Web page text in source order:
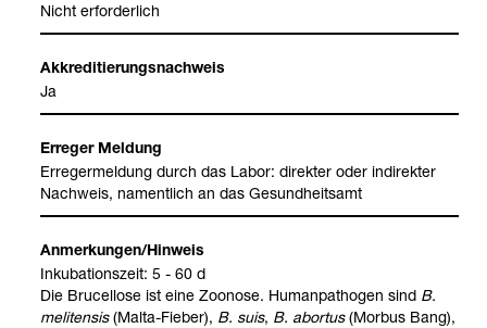
Nicht erfor­der­lich
Akkre­di­tie­rungs­nach­weis
Ja
Erre­ger Mel­dung
Erre­ger­mel­dung durch das Labor: direk­ter oder indi­rek­ter
Nach­weis, nament­lich an das Gesund­heits­amt
Anmer­kun­gen/Hin­weis
Inku­ba­ti­ons­zeit: 5 - 60 d
Die Bru­cel­lose ist eine Zoo­nose. Human­pa­tho­gen sind B.
meli­ten­sis(Malta-​Fie­ber), B. suis, B. abor­tus(Mor­bus Bang),